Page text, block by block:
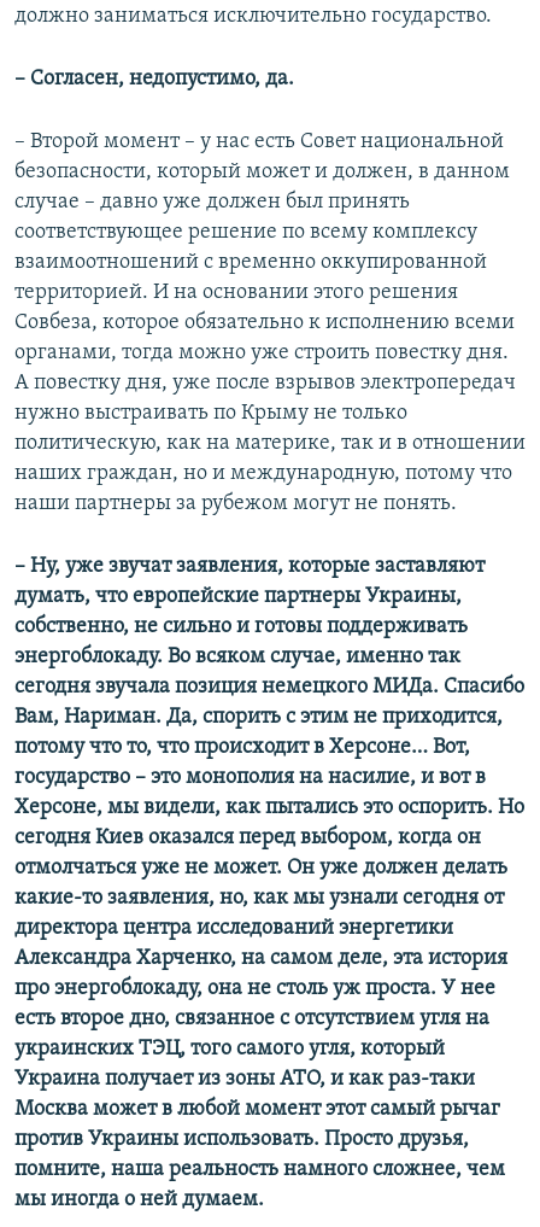
должно заниматься исключительно государство.
– Согласен, недопустимо, да.
– Второй момент – у нас есть Совет национальной
безопасности, который может и должен, в данном
случае – давно уже должен был принять
соответствующее решение по всему комплексу
взаимоотношений с временно оккупированной
территорией. И на основании этого решения
Совбеза, которое обязательно к исполнению всеми
органами, тогда можно уже строить повестку дня.
А повестку дня, уже после взрывов электропередач
нужно выстраивать по Крыму не только
политическую, как на материке, так и в отношении
наших граждан, но и международную, потому что
наши партнеры за рубежом могут не понять.
– Ну, уже звучат заявления, которые заставляют
думать, что европейские партнеры Украины,
собственно, не сильно и готовы поддерживать
энергоблокаду. Во всяком случае, именно так
сегодня звучала позиция немецкого МИДа. Спасибо
Вам, Нариман. Да, спорить с этим не приходится,
потому что то, что происходит в Херсоне… Вот,
государство – это монополия на насилие, и вот в
Херсоне, мы видели, как пытались это оспорить. Но
сегодня Киев оказался перед выбором, когда он
отмолчаться уже не может. Он уже должен делать
какие-то заявления, но, как мы узнали сегодня от
директора центра исследований энергетики
Александра Харченко, на самом деле, эта история
про энергоблокаду, она не столь уж проста. У нее
есть второе дно, связанное с отсутствием угля на
украинских ТЭЦ, того самого угля, который
Украина получает из зоны АТО, и как раз-таки
Москва может в любой момент этот самый рычаг
против Украины использовать. Просто друзья,
помните, наша реальность намного сложнее, чем
мы иногда о ней думаем.